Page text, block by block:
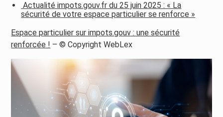
Actualité impots.gouv.fr du 25 juin 2025 : « La
sécurité de votre espace particulier se renforce »
Espace particulier sur impots.gouv : une sécurité
renforcée ! – © Copyright WebLex